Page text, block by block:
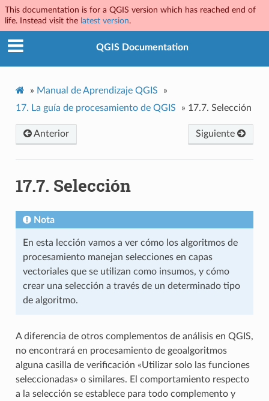
This documentation is for a QGIS version which has reached end of
life. Instead visit the latest version.
QGIS Documentation
» Manual de Aprendizaje QGIS
»
17. La guía de procesamiento de QGIS » 17.7. Selección
Anterior Siguiente
17.7. Selección
Nota
En esta lección vamos a ver cómo los algoritmos de
procesamiento manejan selecciones en capas
vectoriales que se utilizan como insumos, y cómo
crear una selección a través de un determinado tipo
de algoritmo.
A diferencia de otros complementos de análisis en QGIS,
no encontrará en procesamiento de geoalgoritmos
alguna casilla de verificación «Utilizar solo las funciones
seleccionadas» o similares. El comportamiento respecto
a la selección se establece para todo complemento y